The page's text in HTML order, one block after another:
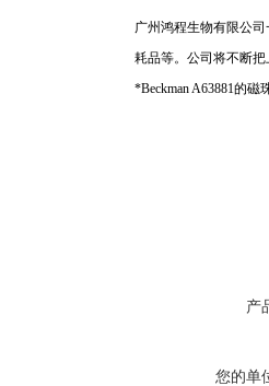
广州鸿程生物有限公
耗品等。公司将不断
*Beckman A63881的磁
产
您的单